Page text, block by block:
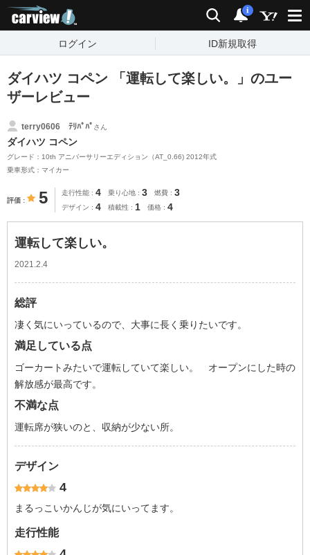
検索 通知
i
ログイン ID新規取得
ダイハツ コペン 「運転して楽しい。」のユー
ザーレビュー
terry0606 ﾃﾘﾊﾟﾊﾟ さん
ダイハツ コペン
グレード：10th アニバーサリーエディション（AT_0.66) 2012年式
乗車形式：マイカー
評価 5 走行性能 4 乗り心地 3 燃費 3
デザイン 4 積載性 1 価格 4
運転して楽しい。
2021.2.4
総評
凄く気にいっているので、大事に長く乗りたいです。
満足している点
ゴーカートみたいで運転していて楽しい。 オープンにした時の
解放感が最高です。
不満な点
運転席が狭いのと、収納が少ない所。
デザイン
4
まるっこいかんじが気にいってます。
走行性能